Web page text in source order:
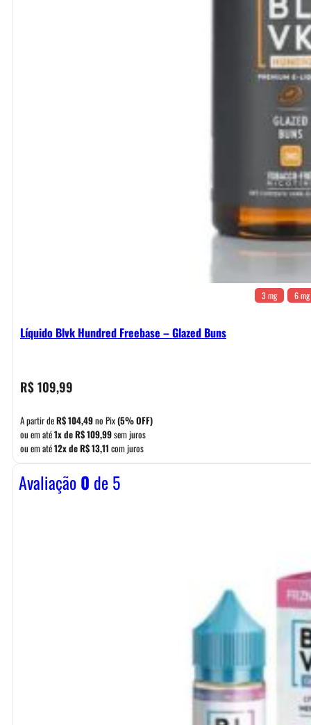
3 mg 6 mg
Líquido Blvk Hundred Freebase – Glazed Buns
R$109,99
A partir deR$104,49no Pix(5% OFF)
ou em até1x deR$109,99sem juros
ou em até12x deR$13,11 com juros
Avaliação0 de 5